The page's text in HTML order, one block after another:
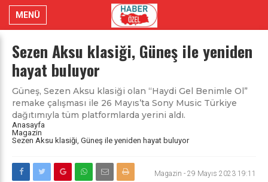
MENÜ
Sezen Aksu klasiği, Güneş ile yeniden
hayat buluyor
Güneş, Sezen Aksu klasiği olan “Haydi Gel Benimle Ol”
remake çalışması ile 26 Mayıs’ta Sony Music Türkiye
dağıtımıyla tüm platformlarda yerini aldı.
Anasayfa
Magazin
Sezen Aksu klasiği, Güneş ile yeniden hayat buluyor
Magazin - 29 Mayıs 2023 19:11